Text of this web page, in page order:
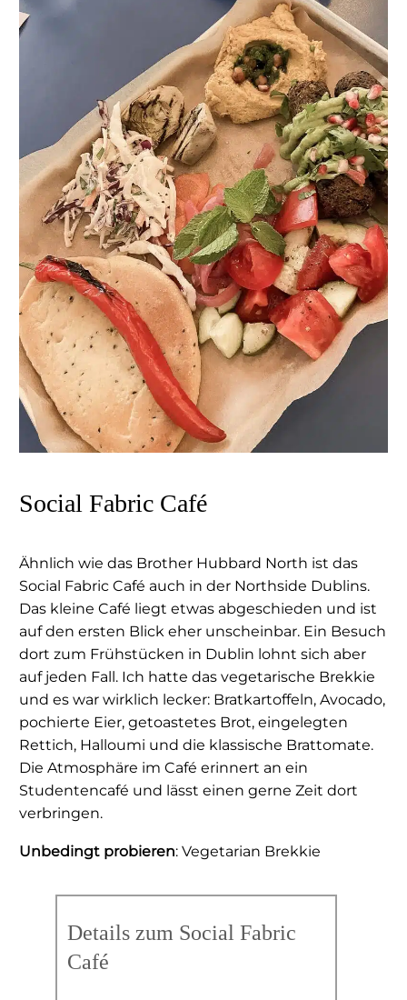
Social Fabric Café
Ähnlich wie das Brother Hubbard North ist das
Social Fabric Café auch in der Northside Dublins.
Das kleine Café liegt etwas abgeschieden und ist
auf den ersten Blick eher unscheinbar. Ein Besuch
dort zum Frühstücken in Dublin lohnt sich aber
auf jeden Fall. Ich hatte das vegetarische Brekkie
und es war wirklich lecker: Bratkartoffeln, Avocado,
pochierte Eier, getoastetes Brot, eingelegten
Rettich, Halloumi und die klassische Brattomate.
Die Atmosphäre im Café erinnert an ein
Studentencafé und lässt einen gerne Zeit dort
verbringen.
Unbedingt probieren: Vegetarian Brekkie
Details zum Social Fabric
Café